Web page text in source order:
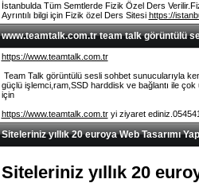
İstanbulda Tüm Semtlerde Fizik Özel Ders
Ayrıntılı bilgi için Fizik özel Ders Sitesi https://
www.teamtalk.com.tr team talk görüntülü
https://www.teamtalk.com.tr
Team Talk görüntülü sesli sohbet sunucularıyla
güçlü işlemci,ram,SSD harddisk ve bağlantı ile
için
https://www.teamtalk.com.tryi ziyaret
Siteleriniz yıllık 20 euroya Web Tasarımı
Siteleriniz yıllık 20